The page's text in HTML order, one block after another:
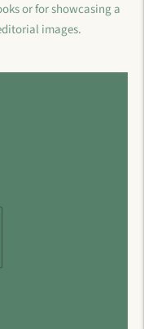
or for showcasing a
images.